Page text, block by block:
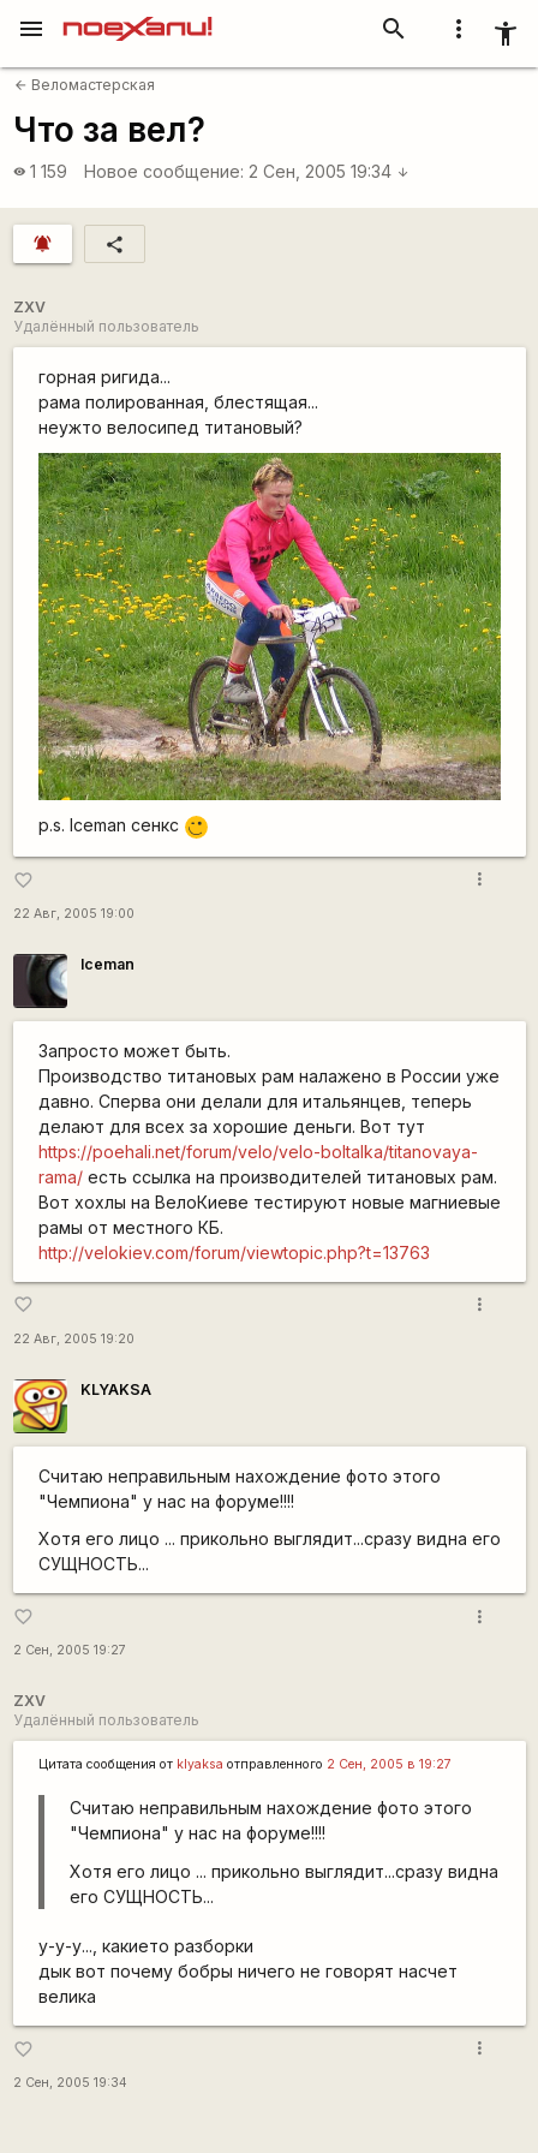
more_vert accessibility_new
search
menu
arrow_back Веломастерская
Что за вел?
visibility 1 159 Новое сообщение: 2 Сен, 2005 19:34 arrow_downward
notifications_active share
ZXV
Удалённый пользователь
горная ригида...
рама полированная, блестящая...
неужто велосипед титановый?
p.s. Iceman сенкс ;)
favorite_border
22 Авг, 2005 19:00
more_vert
Iceman
Запросто может быть.
Производство титановых рам налажено в России уже
давно. Сперва они делали для итальянцев, теперь
делают для всех за хорошие деньги. Вот тут
https://poehali.net/forum/velo/velo-boltalka/titanovaya-
rama/есть ссылка на производителей титановых рам.
Вот хохлы на ВелоКиеве тестируют новые магниевые
рамы от местного КБ.
http://velokiev.com/forum/viewtopic.php?t=13763
favorite_border
22 Авг, 2005 19:20
more_vert
KLYAKSA
Считаю неправильным нахождение фото этого
"Чемпиона" у нас на форуме!!!!
Хотя его лицо ... прикольно выглядит...сразу видна его
СУЩНОСТЬ...
favorite_border
2 Сен, 2005 19:27
more_vert
ZXV
Удалённый пользователь
Цитата сообщения от klyaksa отправленного 2 Сен, 2005 в 19:27
Считаю неправильным нахождение фото этого
"Чемпиона" у нас на форуме!!!!
Хотя его лицо ... прикольно выглядит...сразу видна
его СУЩНОСТЬ...
у-у-у..., какието разборки
дык вот почему бобры ничего не говорят насчет
велика
favorite_border
2 Сен, 2005 19:34
more_vert